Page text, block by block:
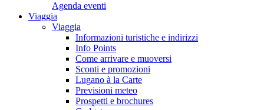
Agenda eventi
Viaggia
Viaggia
Informazioni turistiche e indirizzi
Info Points
Come arrivare e muoversi
Sconti e promozioni
Lugano à la Carte
Previsioni meteo
Prospetti e brochures